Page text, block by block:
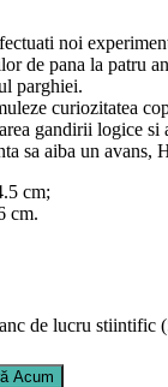
noi
de pana la patru
parghiei.
curiozitatea
gandirii logice
sa aiba un
cm;
cm.
de lucru stiintific
Acum